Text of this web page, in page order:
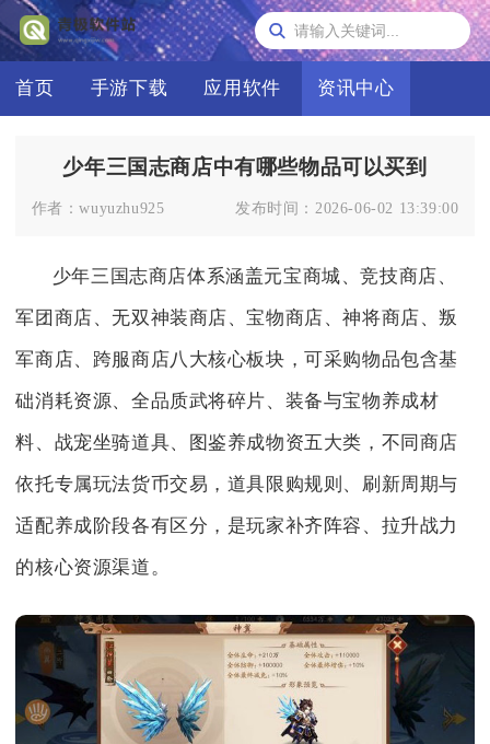
首页 手游下载 应用软件 资讯中心
少年三国志商店中有哪些物品可以买到
作者：wuyuzhu925 发布时间： 2026-06-02 13:39:00
少年三国志商店体系涵盖元宝商城、竞技商店、
军团商店、无双神装商店、宝物商店、神将商店、叛
军商店、跨服商店八大核心板块，可采购物品包含基
础消耗资源、全品质武将碎片、装备与宝物养成材
料、战宠坐骑道具、图鉴养成物资五大类，不同商店
依托专属玩法货币交易，道具限购规则、刷新周期与
适配养成阶段各有区分，是玩家补齐阵容、拉升战力
的核心资源渠道。